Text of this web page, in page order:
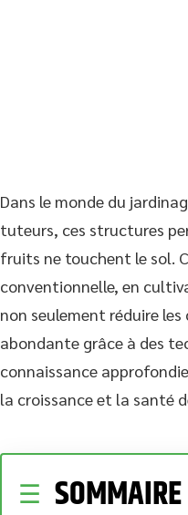
Dans le monde du
tuteurs, ces structures
fruits ne touchent le sol.
conventionnelle, en
non seulement réduire
abondante grâce à des
connaissance
la croissance et la santé
SOMMAIRE